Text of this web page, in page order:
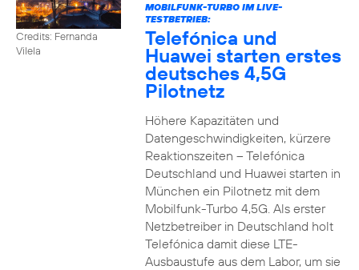
Credits: Fernanda
Vilela
MOBILFUNK-TURBO IM LIVE-
TESTBETRIEB:
Telefónica und
Huawei starten erstes
deutsches 4,5G
Pilotnetz
Höhere Kapazitäten und
Datengeschwindigkeiten, kürzere
Reaktionszeiten – Telefónica
Deutschland und Huawei starten in
München ein Pilotnetz mit dem
Mobilfunk-Turbo 4,5G. Als erster
Netzbetreiber in Deutschland holt
Telefónica damit diese LTE-
Ausbaustufe aus dem Labor, um sie